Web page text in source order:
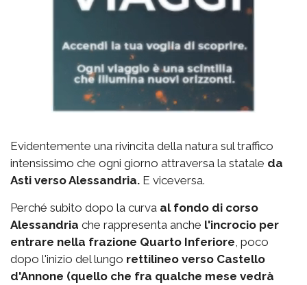
Evidentemente una rivincita della natura sul traffico
intensissimo che ogni giorno attraversa la statale da
Asti verso Alessandria. E viceversa.
Perché subito dopo la curva al fondo di corso
Alessandria che rappresenta anche l'incrocio per
entrare nella frazione Quarto Inferiore , poco
dopo l'inizio del lungo rettilineo verso Castello
d'Annone (quello che fra qualche mese vedrà